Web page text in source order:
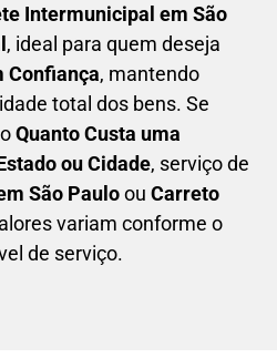
Intermunicipal em São
, ideal para quem deseja
Confiança, mantendo
total dos bens. Se
Quanto Custa uma
ou Cidade, serviço de
São Pauloou Carreto
variam conforme o
de serviço.